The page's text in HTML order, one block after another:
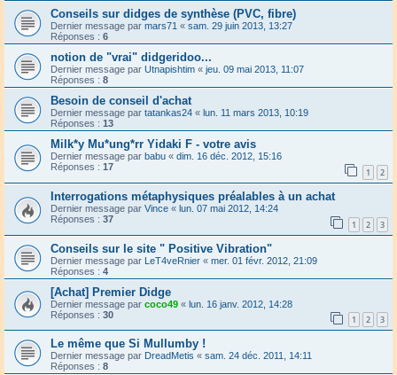
Conseils sur didges de synthèse (PVC, fibre)
Dernier message par mars71 « sam. 29 juin 2013, 13:27
Réponses : 6
notion de "vrai" didgeridoo...
Dernier message par Utnapishtim « jeu. 09 mai 2013, 11:07
Réponses : 8
Besoin de conseil d'achat
Dernier message par tatankas24 « lun. 11 mars 2013, 10:19
Réponses : 13
Milk*y Mu*ung*rr Yidaki F - votre avis
Dernier message par babu « dim. 16 déc. 2012, 15:16
Réponses : 17 1 2
Interrogations métaphysiques préalables à un achat
Dernier message par Vince « lun. 07 mai 2012, 14:24
Réponses : 37 1 2 3
Conseils sur le site " Positive Vibration"
Dernier message par LeT4veRnier « mer. 01 févr. 2012, 21:09
Réponses : 4
[Achat] Premier Didge
Dernier message par coco49 « lun. 16 janv. 2012, 14:28
Réponses : 30 1 2 3
Le même que Si Mullumby !
Dernier message par DreadMetis « sam. 24 déc. 2011, 14:11
Réponses : 8